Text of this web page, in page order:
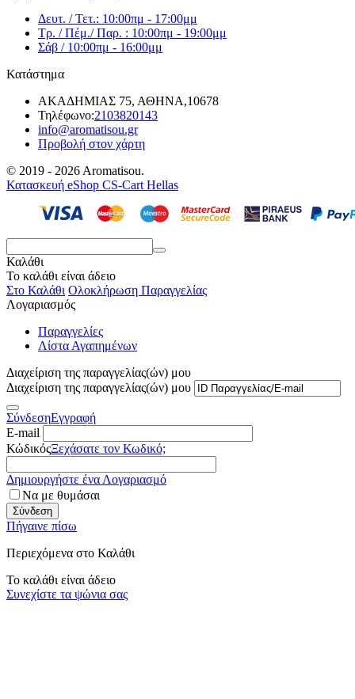
Δευτ. / Τετ.: 10:00πμ - 17:00μμ
Τρ. / Πέμ./ Παρ. : 10:00πμ - 19:00μμ
Σάβ / 10:00πμ - 16:00μμ
Κατάστημα
ΑΚΑΔΗΜΙΑΣ 75, ΑΘΗΝΑ,10678
Τηλέφωνο:2103820143
info@aromatisou.gr
Προβολή στον χάρτη
© 2019 - 2026 Aromatisou.
Κατασκευή eShop CS-Cart Hellas
Καλάθι
Το καλάθι είναι άδειο
Στο Καλάθι Ολοκλήρωση Παραγγελίας
Λογαριασμός
Παραγγελίες
Λίστα Αγαπημένων
Διαχείριση της παραγγελίας(ών) μου
Διαχείριση της παραγγελίας(ών) μου
ΣύνδεσηΕγγραφή
E-mail
ΚώδικόςΞεχάσατε τον Κωδικό;
Δημιουργήστε ένα Λογαριασμό
Να με θυμάσαι
Σύνδεση
Πήγαινε πίσω
Περιεχόμενα στο Καλάθι
Το καλάθι είναι άδειο
Συνεχίστε τα ψώνια σας